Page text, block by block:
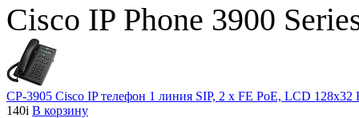
Cisco IP Phone 3900
CP-3905 Cisco IP телефон 1 линия SIP, 2 x FE PoE, LCD 128х32
140i В корзину